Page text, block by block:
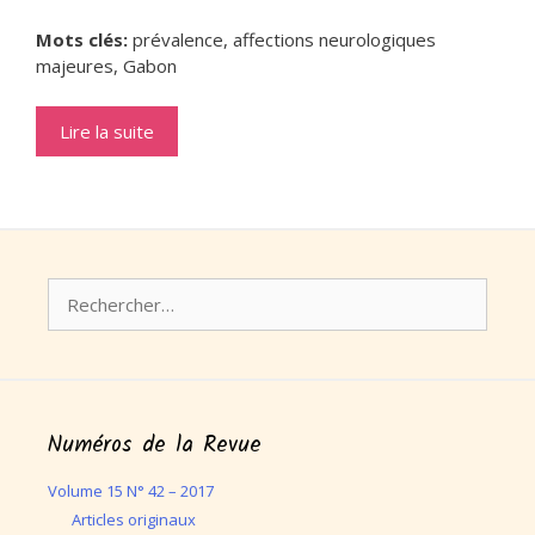
Mots clés: prévalence, affections neurologiques
majeures, Gabon
Lire la suite
Numéros de la Revue
Volume 15 N° 42 – 2017
Articles originaux